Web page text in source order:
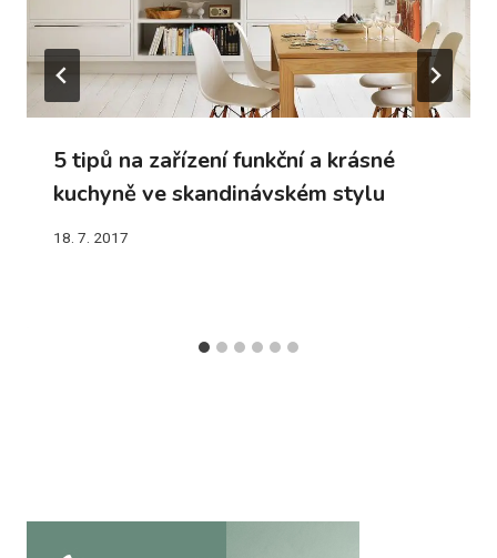
5 tipů na zařízení funkční a krásné
kuchyně ve skandinávském stylu
18. 7. 2017